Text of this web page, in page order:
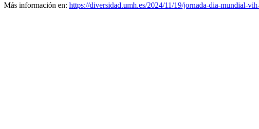
Más información en: https://diversidad.umh.es/2024/11/19/jornada-dia-mundial-